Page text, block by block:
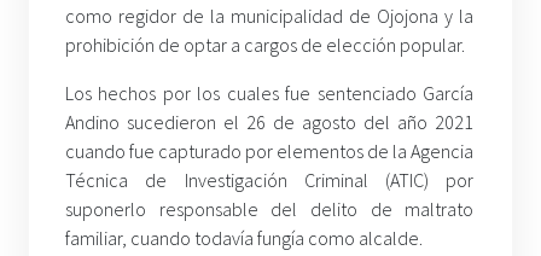
como regidor de la municipalidad de Ojojona y la
prohibición de optar a cargos de elección popular.
Los hechos por los cuales fue sentenciado García
Andino sucedieron el 26 de agosto del año 2021
cuando fue capturado por elementos de la Agencia
Técnica de Investigación Criminal (ATIC) por
suponerlo responsable del delito de maltrato
familiar, cuando todavía fungía como alcalde.